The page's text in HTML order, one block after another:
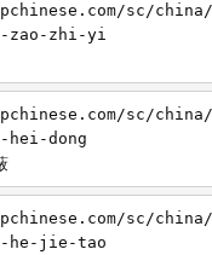
sc/
zao-zhi-yi
sc/china/
dong
sc/china/
he-jie-tao